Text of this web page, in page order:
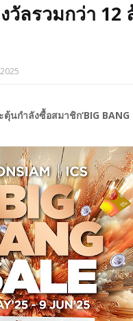
งวัลรวมกว่า
กำลังซื้อสมาชิก‘BIG